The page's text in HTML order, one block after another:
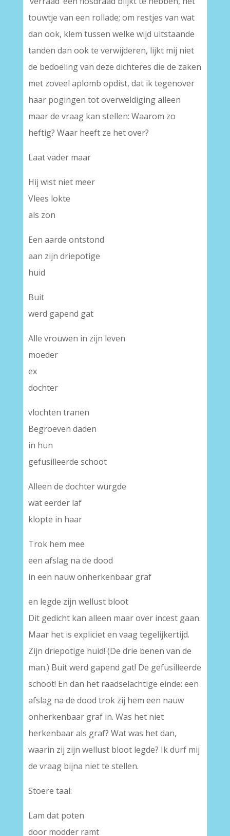
touwtje van een rollade; om restjes van wat
dan ook, klem tussen welke wijd uitstaande
tanden dan ook te verwijderen, lijkt mij niet
de bedoeling van deze dichteres die de zaken
met zoveel aplomb opdist, dat ik tegenover
haar pogingen tot overweldiging alleen
maar de vraag kan stellen: Waarom zo
heftig? Waar heeft ze het over?
Laat vader maar
Hij wist niet meer
Vlees lokte
als zon
Een aarde ontstond
aan zijn driepotige
huid
Buit
werd gapend gat
Alle vrouwen in zijn leven
moeder
ex
dochter
vlochten tranen
Begroeven daden
in hun
gefusilleerde schoot
Alleen de dochter wurgde
wat eerder laf
klopte in haar
Trok hem mee
een afslag na de dood
in een nauw onherkenbaar graf
en legde zijn wellust bloot
Dit gedicht kan alleen maar over incest gaan.
Maar het is expliciet en vaag tegelijkertijd.
Zijn driepotige huid! (De drie benen van de
man.) Buit werd gapend gat! De gefusilleerde
schoot! En dan het raadselachtige einde: een
afslag na de dood trok zij hem een nauw
onherkenbaar graf in. Was het niet
herkenbaar als graf? Wat was het dan,
waarin zij zijn wellust bloot legde? Ik durf mij
de vraag bijna niet te stellen.
Stoere taal:
Lam dat poten
door modder ramt